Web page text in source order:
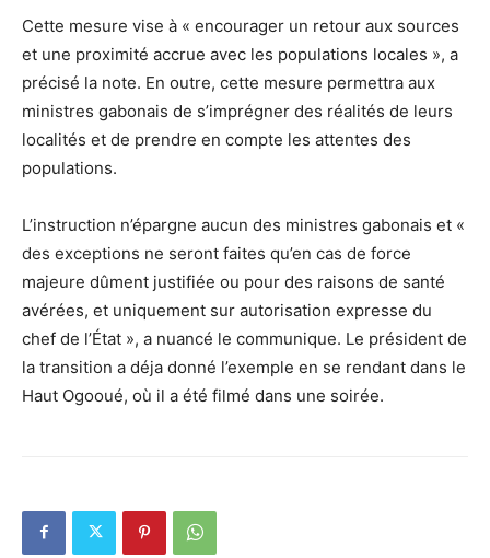
Cette mesure vise à « encourager un retour aux sources
et une proximité accrue avec les populations locales », a
précisé la note. En outre, cette mesure permettra aux
ministres gabonais de s’imprégner des réalités de leurs
localités et de prendre en compte les attentes des
populations.
L’instruction n’épargne aucun des ministres gabonais et «
des exceptions ne seront faites qu’en cas de force
majeure dûment justifiée ou pour des raisons de santé
avérées, et uniquement sur autorisation expresse du
chef de l’État », a nuancé le communique. Le président de
la transition a déja donné l’exemple en se rendant dans le
Haut Ogooué, où il a été filmé dans une soirée.